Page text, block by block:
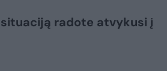
radote atvykusi į